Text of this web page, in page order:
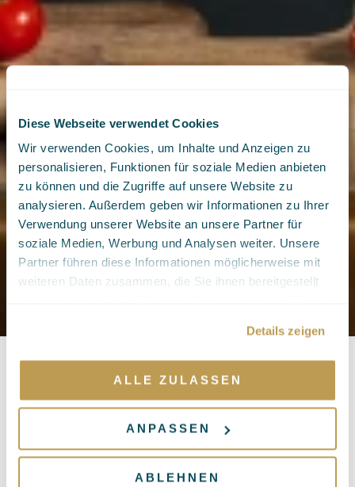
Diese Webseite verwendet Cookies
Wir verwenden Cookies, um Inhalte und Anzeigen zu
personalisieren, Funktionen für soziale Medien anbieten
zu können und die Zugriffe auf unsere Website zu
analysieren. Außerdem geben wir Informationen zu Ihrer
Verwendung unserer Website an unsere Partner für
soziale Medien, Werbung und Analysen weiter. Unsere
Partner führen diese Informationen möglicherweise mit
weiteren Daten zusammen, die Sie ihnen bereitgestellt
Details zeigen
ALLE ZULASSEN
ANPASSEN
ABLEHNEN
Essen & Trinken
Rund um den Globus wird der Grill zelebriert, mit
verschiedenen Einflüssen, Gewürzen und Saucen.
Klar, beste Fleischqualität steht im Mittelpunkt, aber